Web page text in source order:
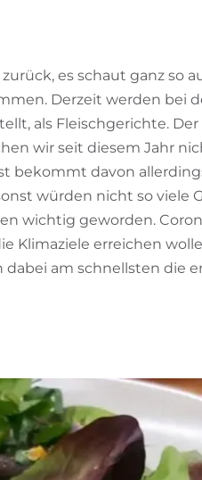
es schaut ganz so
Derzeit werden bei
als Fleischgerichte. Der
wir seit diesem Jahr
bekommt davon
würden nicht so viele
wichtig geworden.
Klimaziele erreichen
am schnellsten die